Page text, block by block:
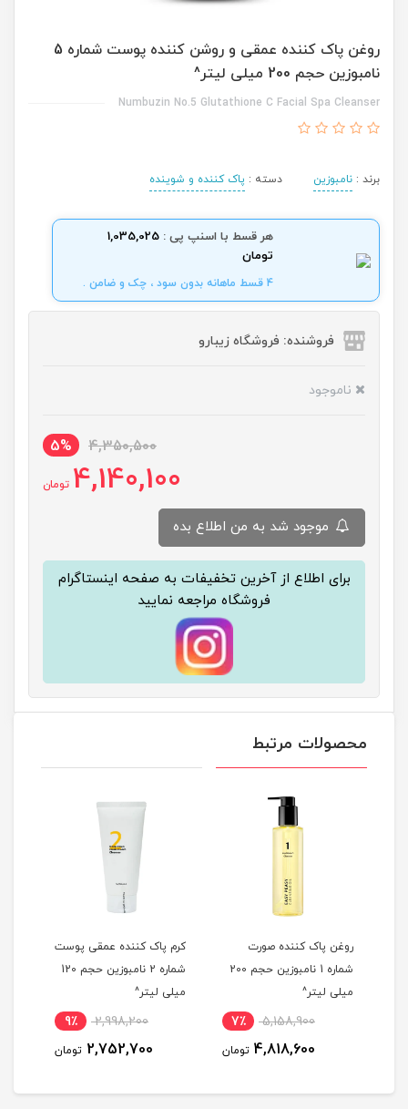
روغن پاک کننده عمقی و روشن کننده پوست شماره 5
نامبوزین حجم 200 میلی لیتر^
Numbuzin No.5 Glutathione C Facial Spa Cleanser
برند : نامبوزین دسته : پاک کننده و شوینده
هر قسط با اسنپ پی : 1,035,025
تومان
4 قسط ماهانه بدون سود ، چک و ضامن .
فروشنده: فروشگاه زیبارو
ناموجود
4,350,500
5%
4,140,100 تومان
برای اطلاع از آخرین تخفیفات به صفحه اینستاگرام
فروشگاه مراجعه نمایید
محصولات مرتبط
روغن پاک کننده صورت
شماره 1 نامبوزین حجم 200
میلی لیتر^
5,158,900 7٪
4,818,600 تومان
کرم پاک کننده عمقی پوست
شماره 2 نامبوزین حجم 120
میلی لیتر^
2,998,200 9٪
2,752,700 تومان